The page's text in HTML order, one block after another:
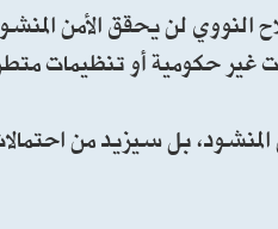
النووي لن يحقق الأمن
غير حكومية أو تنظيمات
بل سيزيد من